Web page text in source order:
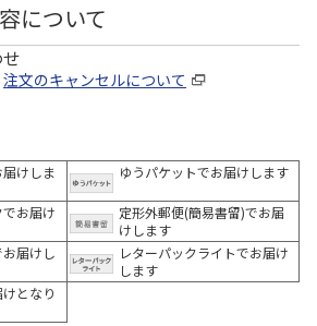
について
注文のキャンセルについて
けしま
ゆうパケットでお届けします
お届け
定形外郵便(簡易書留)でお届
けします
届けし
レターパックライトでお届け
します
となり